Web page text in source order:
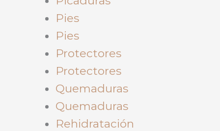
Pies
Pies
Protectores
Protectores
Quemaduras
Quemaduras
Rehidratación